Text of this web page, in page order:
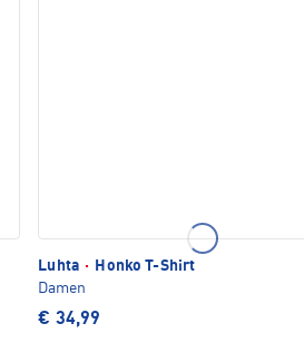
Luhta ·
Honko T-Shirt
Damen
€ 34,99